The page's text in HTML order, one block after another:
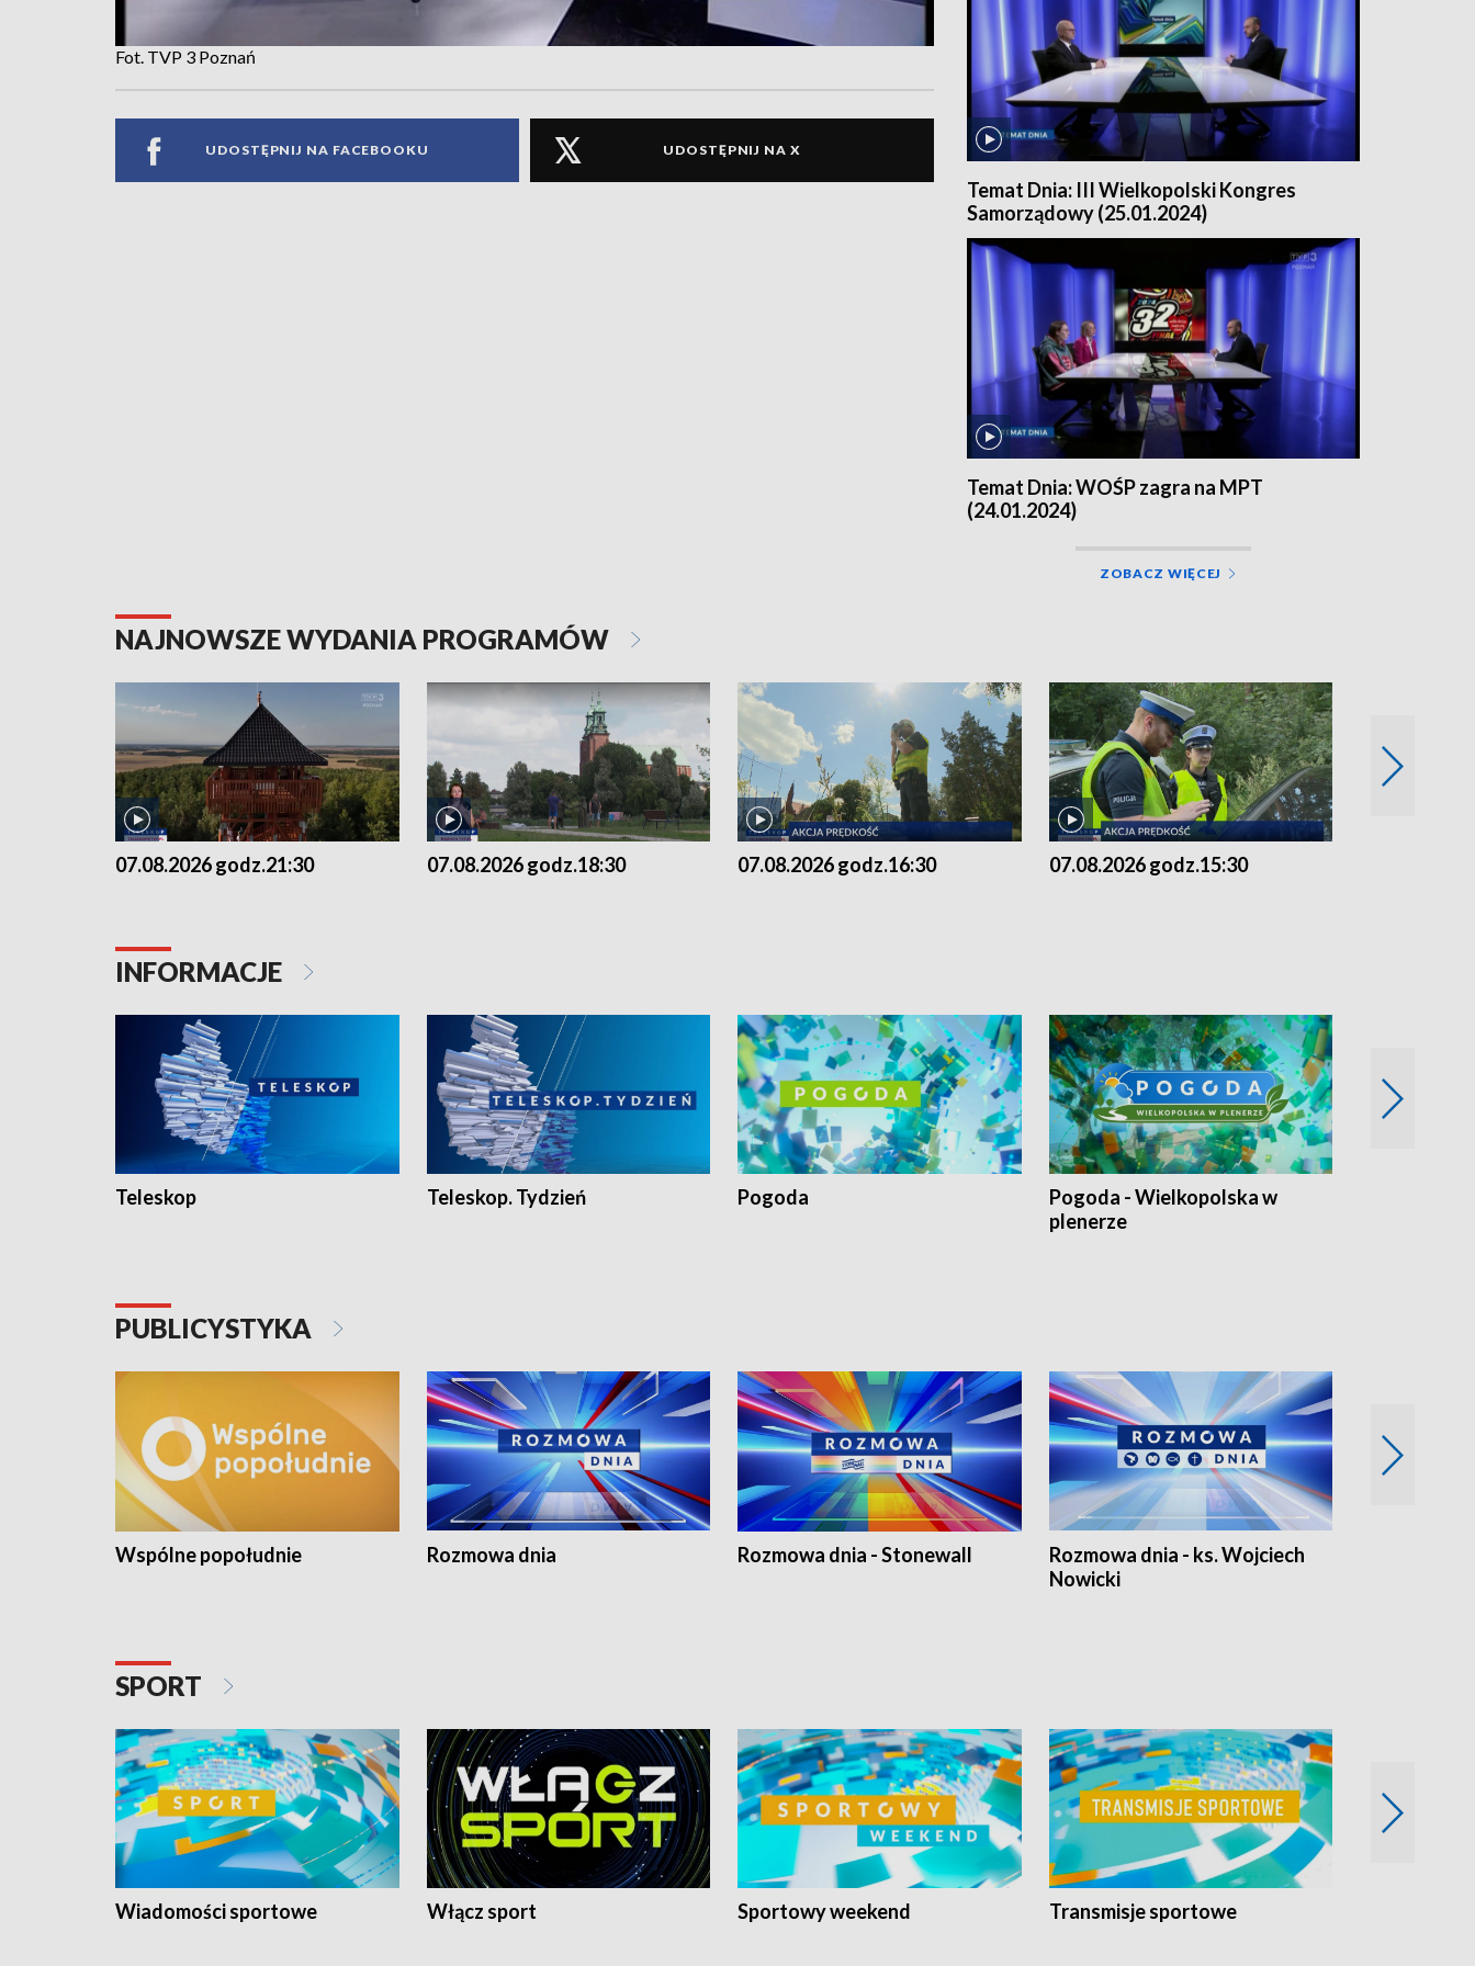
Fot. TVP 3 Poznań
UDOSTĘPNIJ NA FACEBOOKU UDOSTĘPNIJ NA X
Temat Dnia: III Wielkopolski Kongres
Samorządowy (25.01.2024)
Temat Dnia: WOŚP zagra na MPT
(24.01.2024)
ZOBACZ WIĘCEJ
NAJNOWSZE WYDANIA PROGRAMÓW
07.08.2026 godz.21:30 07.08.2026 godz.18:30 07.08.2026 godz.16:30 07.08.2026 godz.15:30
INFORMACJE
Teleskop Teleskop. Tydzień Pogoda
Pogoda - Wielkopolska w
plenerze
PUBLICYSTYKA
Wspólne popołudnie Rozmowa dnia Rozmowa dnia - Stonewall
Rozmowa dnia - ks. Wojciech
Nowicki
SPORT
Wiadomości sportowe Włącz sport Sportowy weekend Transmisje sportowe